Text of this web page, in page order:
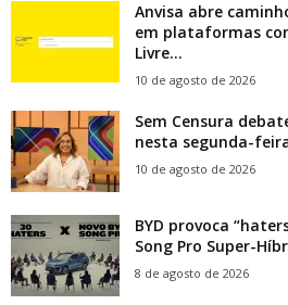
Anvisa abre
em plataformas
Livre...
10 de agosto de 2026
Sem Censura
nesta segunda-
10 de agosto de 2026
BYD provoca
Song Pro Super-
8 de agosto de 2026